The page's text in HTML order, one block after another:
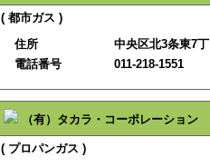
( 都市ガス )
住所
中央区北3条東7
電話番号
011-218-1551
（有）タカラ・コーポレーション
( プロパンガス )